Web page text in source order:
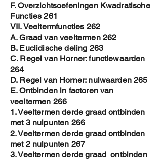
F. Overzichtsoefeningen Kwadratische
Functies 261
VII. Veeltermfuncties 262
A. Graad van veeltermen 262
B. Euclidische deling 263
C. Regel van Horner: functiewaarden
264
D. Regel van Horner: nulwaarden 265
E. Ontbinden in factoren van
veeltermen 266
1. Veeltermen derde graad ontbinden
met 3 nulpunten 266
2. Veeltermen derde graad ontbinden
met 2 nulpunten 267
3. Veeltermen derde graad ontbinden